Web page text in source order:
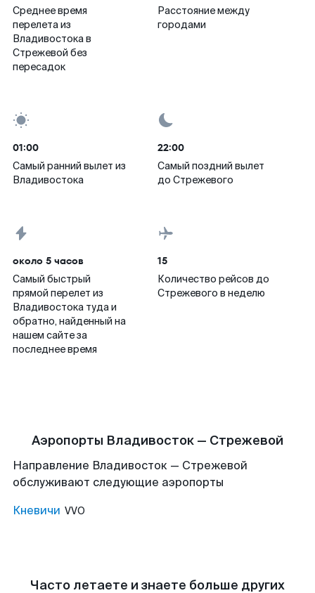
Среднее время
перелета из
Владивостока в
Стрежевой без
пересадок
Расстояние между
городами
01:00
Самый ранний вылет из
Владивостока
22:00
Самый поздний вылет
до Стрежевого
около 5 часов
Самый быстрый
прямой перелет из
Владивостока туда и
обратно, найденный на
нашем сайте за
последнее время
15
Количество рейсов до
Стрежевого в неделю
Аэропорты Владивосток — Стрежевой
Направление Владивосток — Стрежевой
обслуживают следующие аэропорты
Кневичи VVO
Часто летаете и знаете больше других